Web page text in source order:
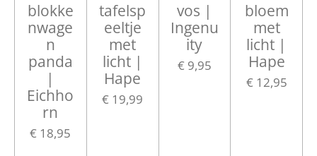
blokke
nwage
n
panda
|
Eichho
rn
€ 18,95
tafelsp
eeltje
met
licht |
Hape
€ 19,99
vos |
Ingenu
ity
€ 9,95
bloem
met
licht |
Hape
€ 12,95